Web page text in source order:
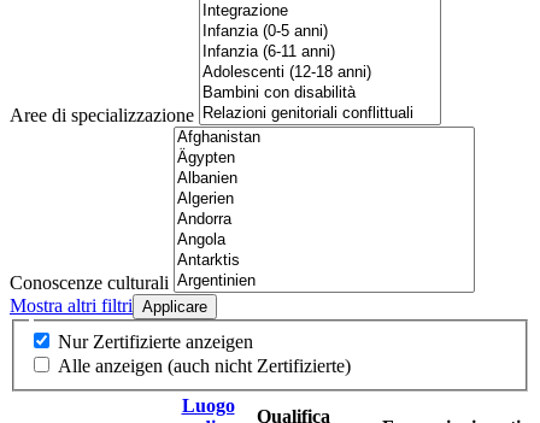
Aree di specializzazione
Conoscenze culturali
Mostra altri filtri Applicare
Nur Zertifizierte anzeigen
Alle anzeigen (auch nicht Zertifizierte)
Luogo
Qualifica